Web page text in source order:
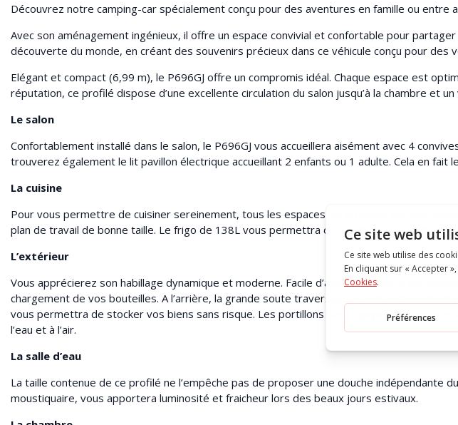
Découvrez notre camping-car spécialement conçu pour des aventures en famille ou entre
Avec son aménagement ingénieux, il offre un espace convivial et confortable pour
découverte du monde, en créant des souvenirs précieux dans ce véhicule conçu pour des
Elégant et compact (6,99 m), le P696GJ offre un compromis idéal. Chaque espace est
réputation, ce profilé dispose d’une excellente circulation du salon jusqu’à la chambre et
Le salon
Confortablement installé dans le salon, le P696GJ vous accueillera aisément avec 4
trouverez également le lit pavillon électrique accueillant 2 enfants ou 1 adulte. Cela en fait
La cuisine
Pour vous permettre de cuisiner sereinement, tous les espaces de la cuisine ont été
plan de travail de bonne taille. Le frigo de 138L vous permettra de stocker l’essentiel de
L’extérieur
Vous apprécierez son habillage dynamique et moderne. Facile d’accès le coffre à gaz
chargement de vos bouteilles. A l’arrière, la grande soute traversante est décaissée
vous permettra de stocker vos biens sans risque. Les portillons sont équipés de
l’eau et à l’air.
La salle d’eau
La taille contenue de ce profilé ne l’empêche pas de proposer une douche indépendante
moustiquaire, vous apportera luminosité et fraicheur lors des beaux jours estivaux.